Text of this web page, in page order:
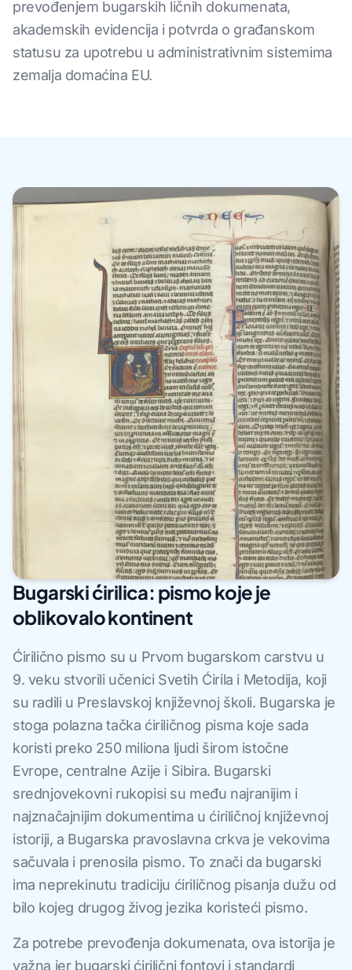
prevođenjem bugarskih ličnih dokumenata,
akademskih evidencija i potvrda o građanskom
statusu za upotrebu u administrativnim sistemima
zemalja domaćina EU.
Bugarski ćirilica: pismo koje je
oblikovalo kontinent
Ćirilično pismo su u Prvom bugarskom carstvu u
9. veku stvorili učenici Svetih Ćirila i Metodija, koji
su radili u Preslavskoj književnoj školi. Bugarska je
stoga polazna tačka ćiriličnog pisma koje sada
koristi preko 250 miliona ljudi širom istočne
Evrope, centralne Azije i Sibira. Bugarski
srednjovekovni rukopisi su među najranijim i
najznačajnijim dokumentima u ćiriličnoj književnoj
istoriji, a Bugarska pravoslavna crkva je vekovima
sačuvala i prenosila pismo. To znači da bugarski
ima neprekinutu tradiciju ćiriličnog pisanja dužu od
bilo kojeg drugog živog jezika koristeći pismo.
Za potrebe prevođenja dokumenata, ova istorija je
važna jer bugarski ćirilični fontovi i standardi